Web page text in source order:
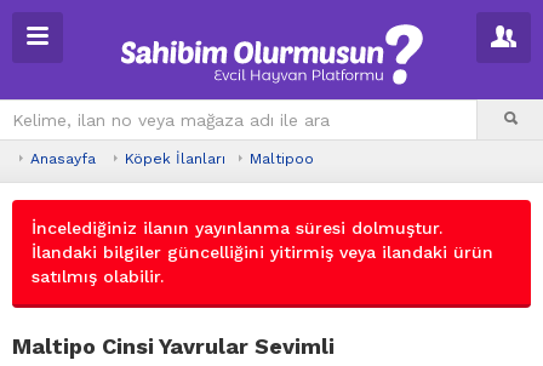
Anasayfa Köpek İlanları Maltipoo
İncelediğiniz ilanın yayınlanma süresi dolmuştur.
İlandaki bilgiler güncelliğini yitirmiş veya ilandaki ürün
satılmış olabilir.
Maltipo Cinsi Yavrular Sevimli